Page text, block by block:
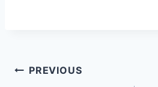
PREVIOUS